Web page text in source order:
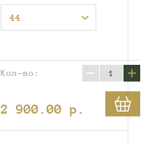
44
Кол-во: − +
2 900.00 p.